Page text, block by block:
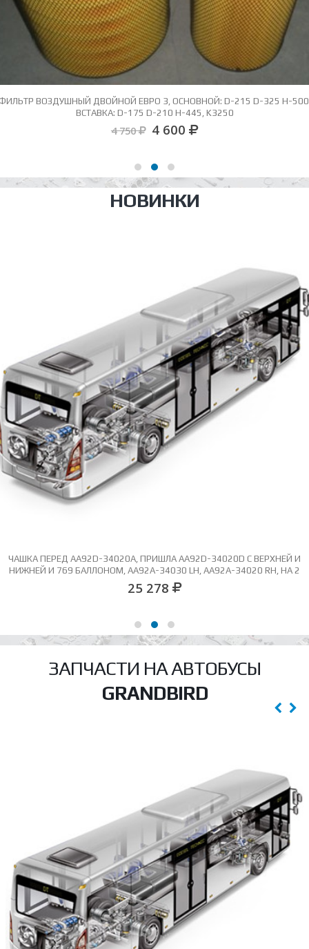
ВОЗДУШНЫЙ ДВОЙНОЙ ЕВРО 3, ОСНОВНОЙ: D-215 D-325 H-
ВСТАВКА: D-175 D-210 H-445, K3250
4 750 4 600
НОВИНКИ
ЧАШКА ПЕРЕД AA92D-34020A, ПРИШЛА AA92D-34020D С ВЕРХНЕЙ И
НИЖНЕЙ И 769 БАЛЛОНОМ, AA92A-34030 LH, AA92A-34020 RH, НА 2
БОЛТАХ
25 278
ЗАПЧАСТИ НА АВТОБУСЫ
GRANDBIRD